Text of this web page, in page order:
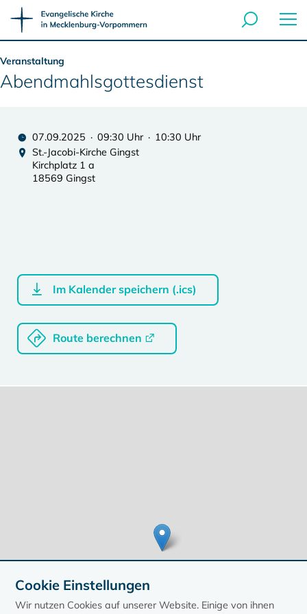
Veranstaltung
Abendmahlsgottesdienst
07.09.2025 · 09:30 Uhr · 10:30 Uhr
St.-Jacobi-Kirche Gingst
Kirchplatz 1 a
18569 Gingst
Im Kalender speichern (.ics)
Route berechnen
Cookie Einstellungen
Wir nutzen Cookies auf unserer Website. Einige von ihnen